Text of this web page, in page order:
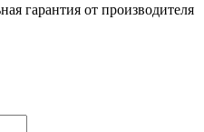
гарантия от производителя